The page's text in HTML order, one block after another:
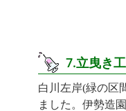
7.立曳き
白川左岸(緑の区
ました。伊勢造